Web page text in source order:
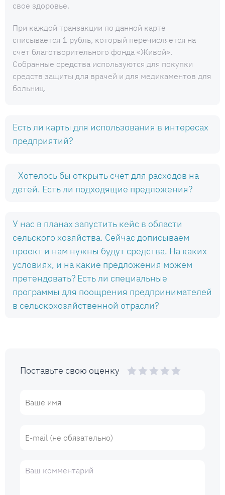
свое здоровье.
При каждой транзакции по данной карте
списывается 1 рубль, который перечисляется на
счет благотворительного фонда «Живой».
Собранные средства используются для покупки
средств защиты для врачей и для медикаментов для
больниц.
Есть ли карты для использования в интересах
предприятий?
- Хотелось бы открыть счет для расходов на
детей. Есть ли подходящие предложения?
У нас в планах запустить кейс в области
сельского хозяйства. Сейчас дописываем
проект и нам нужны будут средства. На каких
условиях, и на какие предложения можем
претендовать? Есть ли специальные
программы для поощрения предпринимателей
в сельскохозяйственной отрасли?
Поставьте свою оценку